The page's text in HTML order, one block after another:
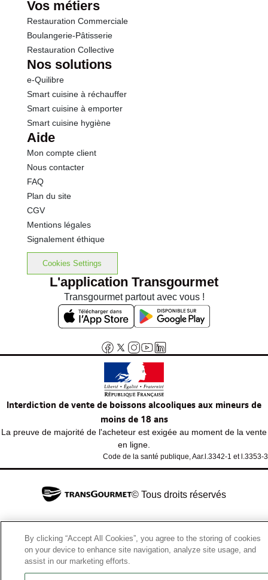
Vos métiers
Restauration Commerciale
Boulangerie-Pâtisserie
Restauration Collective
Nos solutions
e-Quilibre
Smart cuisine à réchauffer
Smart cuisine à emporter
Smart cuisine hygiène
Aide
Mon compte client
Nous contacter
FAQ
Plan du site
CGV
Mentions légales
Signalement éthique
Cookies Settings
L'application Transgourmet
Transgourmet partout avec vous !
Interdiction de vente de boissons alcooliques aux mineurs de
moins de 18 ans
La preuve de majorité de l'acheteur est exigée au moment de la vente
en ligne.
Code de la santé publique, Aar.l.3342-1 et l.3353-3
© Tous droits réservés
By clicking “Accept All Cookies”, you agree to the storing of cookies
on your device to enhance site navigation, analyze site usage, and
assist in our marketing efforts.